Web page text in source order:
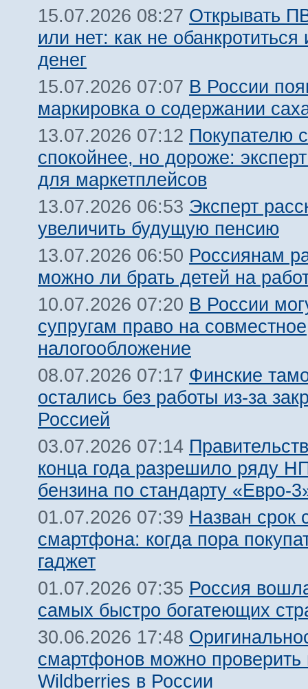
15.07.2026 08:27 Открывать
или нет: как не обанкротиться
денег
15.07.2026 07:07 В России
маркировка о содержании
13.07.2026 07:12 Покупателю
спокойнее, но дороже:
для маркетплейсов
13.07.2026 06:53 Эксперт
увеличить будущую пенсию
13.07.2026 06:50 Россиянам
можно ли брать детей на
10.07.2026 07:20 В России
супругам право на совместное
налогообложение
08.07.2026 07:17 Финские
остались без работы из-за
Россией
03.07.2026 07:14
конца года разрешило ряду
бензина по стандарту «Евро-
01.07.2026 07:39 Назван срок
смартфона: когда пора
гаджет
01.07.2026 07:35 Россия
самых быстро богатеющих
30.06.2026 17:48
смартфонов можно проверить
Wildberries в России